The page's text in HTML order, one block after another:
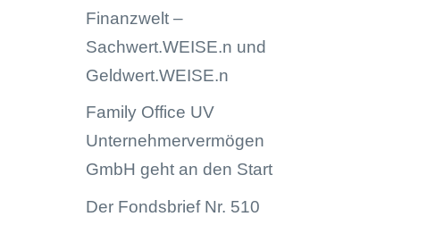
Finanzwelt –
Sachwert.WEISE.n und
Geldwert.WEISE.n
Family Office UV
Unternehmervermögen
GmbH geht an den Start
Der Fondsbrief Nr. 510